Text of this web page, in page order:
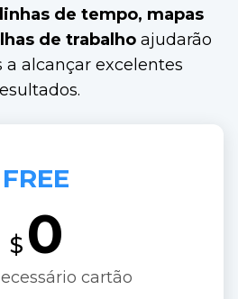
de tempo, mapas
de trabalho ajudarão
a alcançar excelentes
FREE
$ 0
cartão